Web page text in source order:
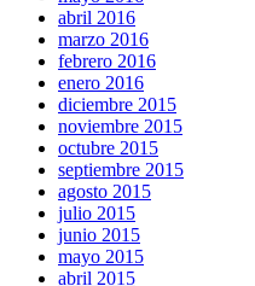
abril 2016
marzo 2016
febrero 2016
enero 2016
diciembre 2015
noviembre 2015
octubre 2015
septiembre 2015
agosto 2015
julio 2015
junio 2015
mayo 2015
abril 2015